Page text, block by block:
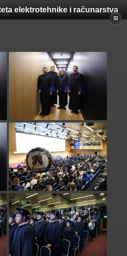
elektrotehnike i računarstva